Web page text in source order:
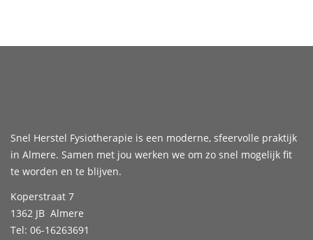
Snel Herstel Fysiotherapie is een moderne, sfeervolle praktijk
in Almere. Samen met jou werken we om zo snel mogelijk fit
te worden en te blijven.
Koperstraat 7
1362 JB Almere
Tel: 06-16263691